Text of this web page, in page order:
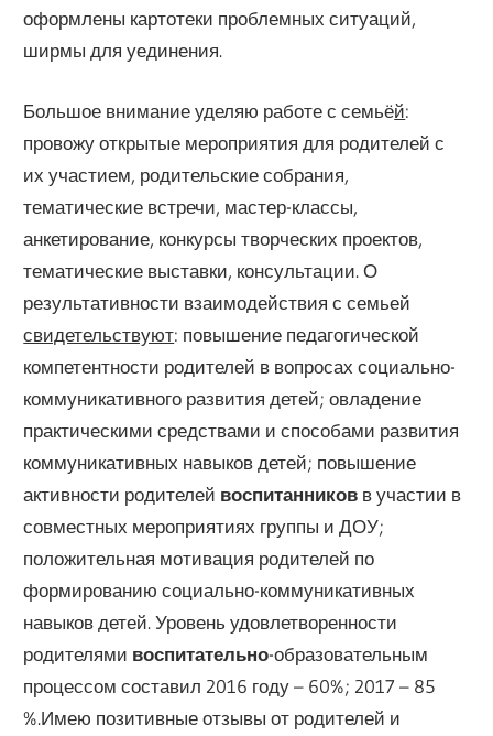
оформлены картотеки проблемных ситуаций,
ширмы для уединения.
Большое внимание уделяю работе с семьёй:
провожу открытые мероприятия для родителей с
их участием, родительские собрания,
тематические встречи, мастер-классы,
анкетирование, конкурсы творческих проектов,
тематические выставки, консультации. О
результативности взаимодействия с семьей
свидетельствуют: повышение педагогической
компетентности родителей в вопросах социально-
коммуникативного развития детей; овладение
практическими средствами и способами развития
коммуникативных навыков детей; повышение
активности родителей воспитанников в участии в
совместных мероприятиях группы и ДОУ;
положительная мотивация родителей по
формированию социально-коммуникативных
навыков детей. Уровень удовлетворенности
родителями воспитательно-образовательным
процессом составил 2016 году – 60%; 2017 – 85
%.Имею позитивные отзывы от родителей и